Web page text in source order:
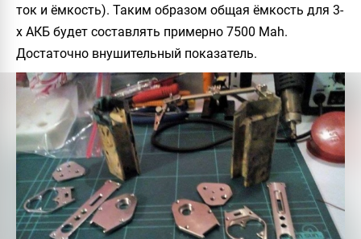
ток и ёмкость). Таким образом общая ёмкость для 3-
х АКБ будет составлять примерно 7500 Mah.
Достаточно внушительный показатель.